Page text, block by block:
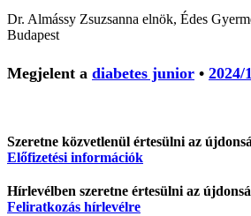
Dr. Almássy Zsuzsanna elnök, Édes
Budapest
Megjelent a diabetes junior • 2024/
Szeretne közvetlenül értesülni az
Előfizetési információk
Hírlevélben szeretne értesülni az
Feliratkozás hírlevélre